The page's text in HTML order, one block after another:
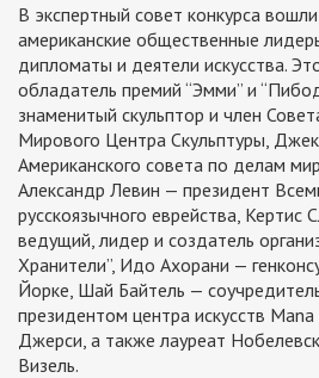
В экспертный совет конкурса
американские общественные
дипломаты и деятели искусства.
обладатель премий “Эмми” и
знаменитый скульптор и член
Мирового Центра Скульптуры,
Американского совета по делам
Александр Левин — президент
русскоязычного еврейства, Кертис
ведущий, лидер и создатель
Хранители”, Идо Ахорани —
Йорке, Шай Байтель —
президентом центра искусств
Джерси, а также лауреат
Визель.